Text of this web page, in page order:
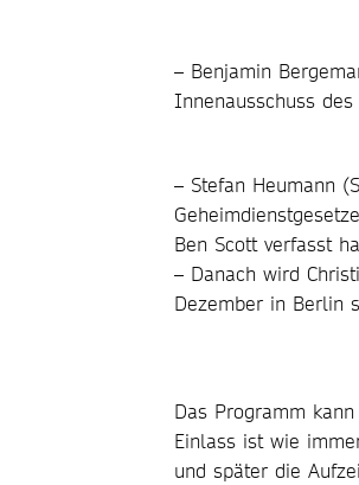
– Benjamin
Innenausschuss
– Stefan Heumann
Ben Scott verfasst
– Danach wird
Dezember in Berlin
Das Programm
Einlass ist wie
und später die